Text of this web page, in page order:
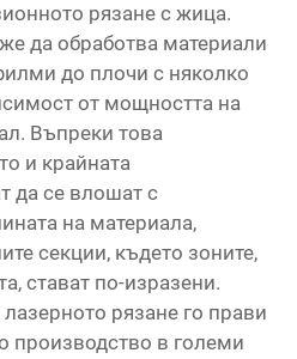
рязане с жица.
да обработва материали
до плочи с няколко
от мощността на
Въпреки това
и крайната
да се влошат с
на материала,
секции, където зоните,
стават по-изразени.
рязане го прави
производство в големи